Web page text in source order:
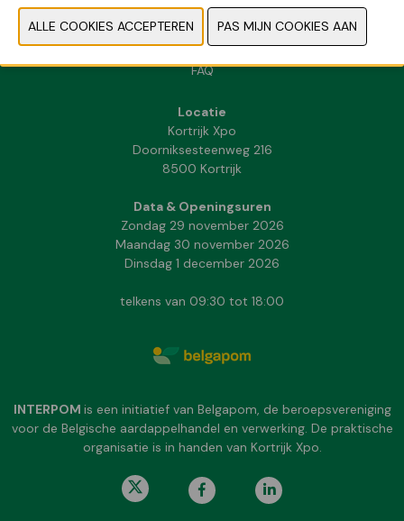
Contact
Pers- en beeldmateriaal
FAQ
Locatie
Kortrijk Xpo
Doorniksesteenweg 216
8500 Kortrijk
Data & Openingsuren
Zondag 29 november 2026
Maandag 30 november 2026
Dinsdag 1 december 2026
telkens van 09:30 tot 18:00
INTERPOM is een initiatief van Belgapom, de beroepsvereniging
voor de Belgische aardappelhandel en verwerking. De praktische
organisatie is in handen van Kortrijk Xpo.